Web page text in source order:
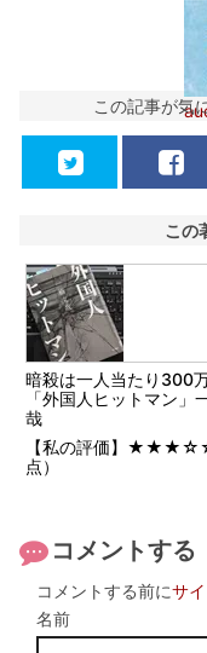
この記事が気
この
暗殺は一人当たり300
「外国人ヒットマン」
哉
【私の評価】
点）
コメントする
コメントする前にサ
名前